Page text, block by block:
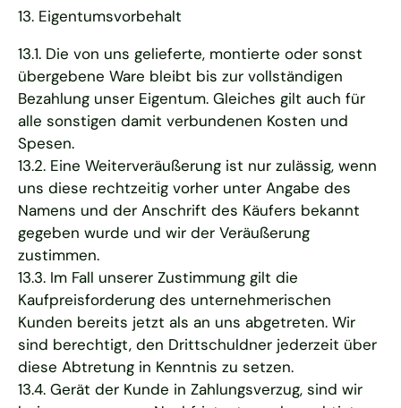
13. Eigentumsvorbehalt
13.1. Die von uns gelieferte, montierte oder sonst
übergebene Ware bleibt bis zur vollständigen
Bezahlung unser Eigentum. Gleiches gilt auch für
alle sonstigen damit verbundenen Kosten und
Spesen.
13.2. Eine Weiterveräußerung ist nur zulässig, wenn
uns diese rechtzeitig vorher unter Angabe des
Namens und der Anschrift des Käufers bekannt
gegeben wurde und wir der Veräußerung
zustimmen.
13.3. Im Fall unserer Zustimmung gilt die
Kaufpreisforderung des unternehmerischen
Kunden bereits jetzt als an uns abgetreten. Wir
sind berechtigt, den Drittschuldner jederzeit über
diese Abtretung in Kenntnis zu setzen.
13.4. Gerät der Kunde in Zahlungsverzug, sind wir